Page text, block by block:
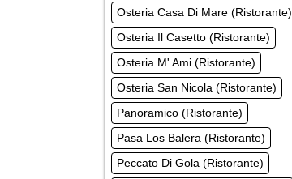
Osteria Casa Di Mare (Ristorante)
Osteria Il Casetto (Ristorante)
Osteria M' Ami (Ristorante)
Osteria San Nicola (Ristorante)
Panoramico (Ristorante)
Pasa Los Balera (Ristorante)
Peccato Di Gola (Ristorante)